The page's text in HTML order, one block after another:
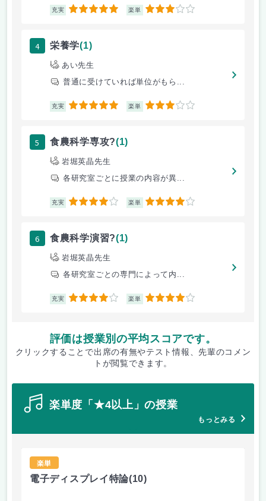
充実 5 楽単 3
4 栄養学(1)
あい先生
普通に受けていれば単位がもら...
充実 5 楽単 3
5 食農科学専攻?(1)
岩堀英晶先生
各研究室ごとに授業の内容が異...
充実 4 楽単 4
6 食農科学演習?(1)
岩堀英晶先生
各研究室ごとの専門によって内...
充実 4 楽単 4
評価は授業別の平均スコアです。
クリックすることで出席の有無やテスト情報、先輩のコメン
トが閲覧できます。
楽単度「★4以上」の授業
もっとみる
楽単
電子ディスプレイ特論(10)